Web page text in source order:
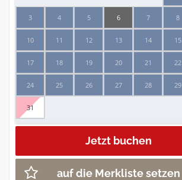
3 4 5 6 7 8
10 11 12 13 14 15
17 18 19 20 21 22
24 25 26 27 28 29
31
auf die Merkliste setzen